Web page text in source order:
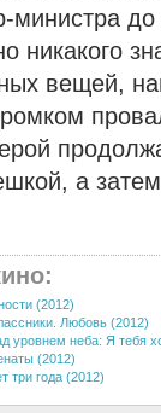
министра
никакого
вещей,
а
:
(2012)
Любовь (2012)
уровнем неба: Я тебя
(2012)
три года (2012)